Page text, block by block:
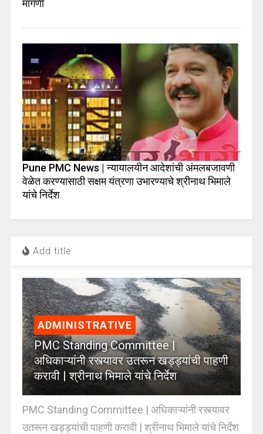
मागणी
Pune PMC News | न्यायालयीन आदेशांची अंमलबजावणी
वेळेत करण्यासाठी सक्षम यंत्रणा उभारण्याचे श्रीनाथ भिमाले
यांचे निर्देश
Add title
ADMINISTRATIVE
PMC Standing Committee |
अधिकाऱ्यांनी रस्त्यावर उतरून खड्ड्यांची पाहणी
करावी | श्रीनाथ भिमाले यांचे निर्देश
PMC Standing Committee | अधिकाऱ्यांनी रस्त्यावर
उतरून खड्ड्यांची पाहणी करावी | श्रीनाथ भिमाले यांचे निर्देश